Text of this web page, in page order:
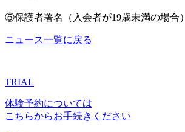
⑤保護者署名（入会者が19歳未満の場合）
ニュース一覧に戻る
TRIAL
体験予約については
こちらからお手続きください